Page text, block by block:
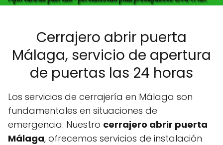
Cerrajero abrir puerta
Málaga, servicio de apertura
de puertas las 24 horas
Los servicios de cerrajería en Málaga son
fundamentales en situaciones de
emergencia. Nuestro cerrajero abrir puerta
Málaga, ofrecemos servicios de instalación